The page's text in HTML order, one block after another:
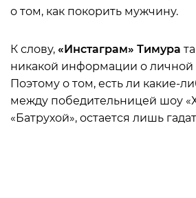
о том, как покорить мужчину.
К слову, «Инстаграм» Тимура
никакой информации о
Поэтому о том, есть ли какие-
между победительницей шоу
«Батрухой», остается лишь